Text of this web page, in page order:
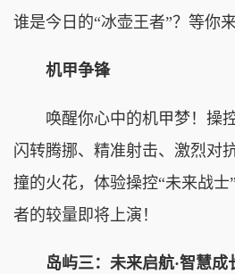
谁是今日的“冰壶王者”？等你来
机甲争锋
唤醒你心中的机甲梦！操
闪转腾挪、精准射击、激烈对
撞的火花，体验操控“未来战士
者的较量即将上演！
岛屿三：未来启航·智慧